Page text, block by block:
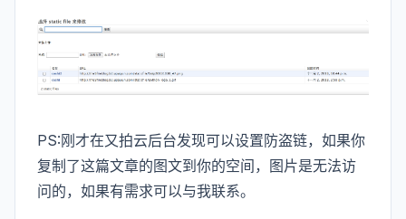
PS:刚才在又拍云后台发现可以设置防盗链，如果你
复制了这篇文章的图文到你的空间，图片是无法访
问的，如果有需求可以与我联系。